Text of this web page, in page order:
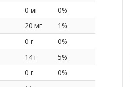
0 мг
0%
20 мг
1%
0 г
0%
14 г
5%
0 г
0%